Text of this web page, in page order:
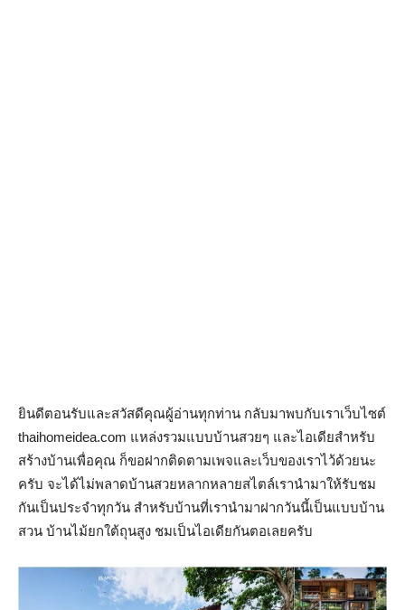
ยินดีตอนรับและสวัสดีคุณผู้อ่านทุกท่าน กลับมาพบกับเราเว็บไซต์
thaihomeidea.com แหล่งรวมแบบบ้านสวยๆ และไอเดียสำหรับ
สร้างบ้านเพื่อคุณ ก็ขอฝากติดตามเพจและเว็บของเราไว้ด้วยนะ
ครับ จะได้ไม่พลาดบ้านสวยหลากหลายสไตล์เรานำมาให้รับชม
กันเป็นประจำทุกวัน สำหรับบ้านที่เรานำมาฝากวันนี้เป็นแบบบ้าน
สวน บ้านไม้ยกใต้ถุนสูง ชมเป็นไอเดียกันตอเลยครับ